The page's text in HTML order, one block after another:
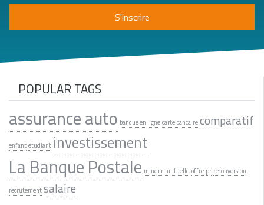
POPULAR TAGS
assurance auto banque en lignecarte bancairecomparatif
enfantetudiant investissement
La Banque Postale mineur mutuelleoffre pr reconversion
recrutementsalaire